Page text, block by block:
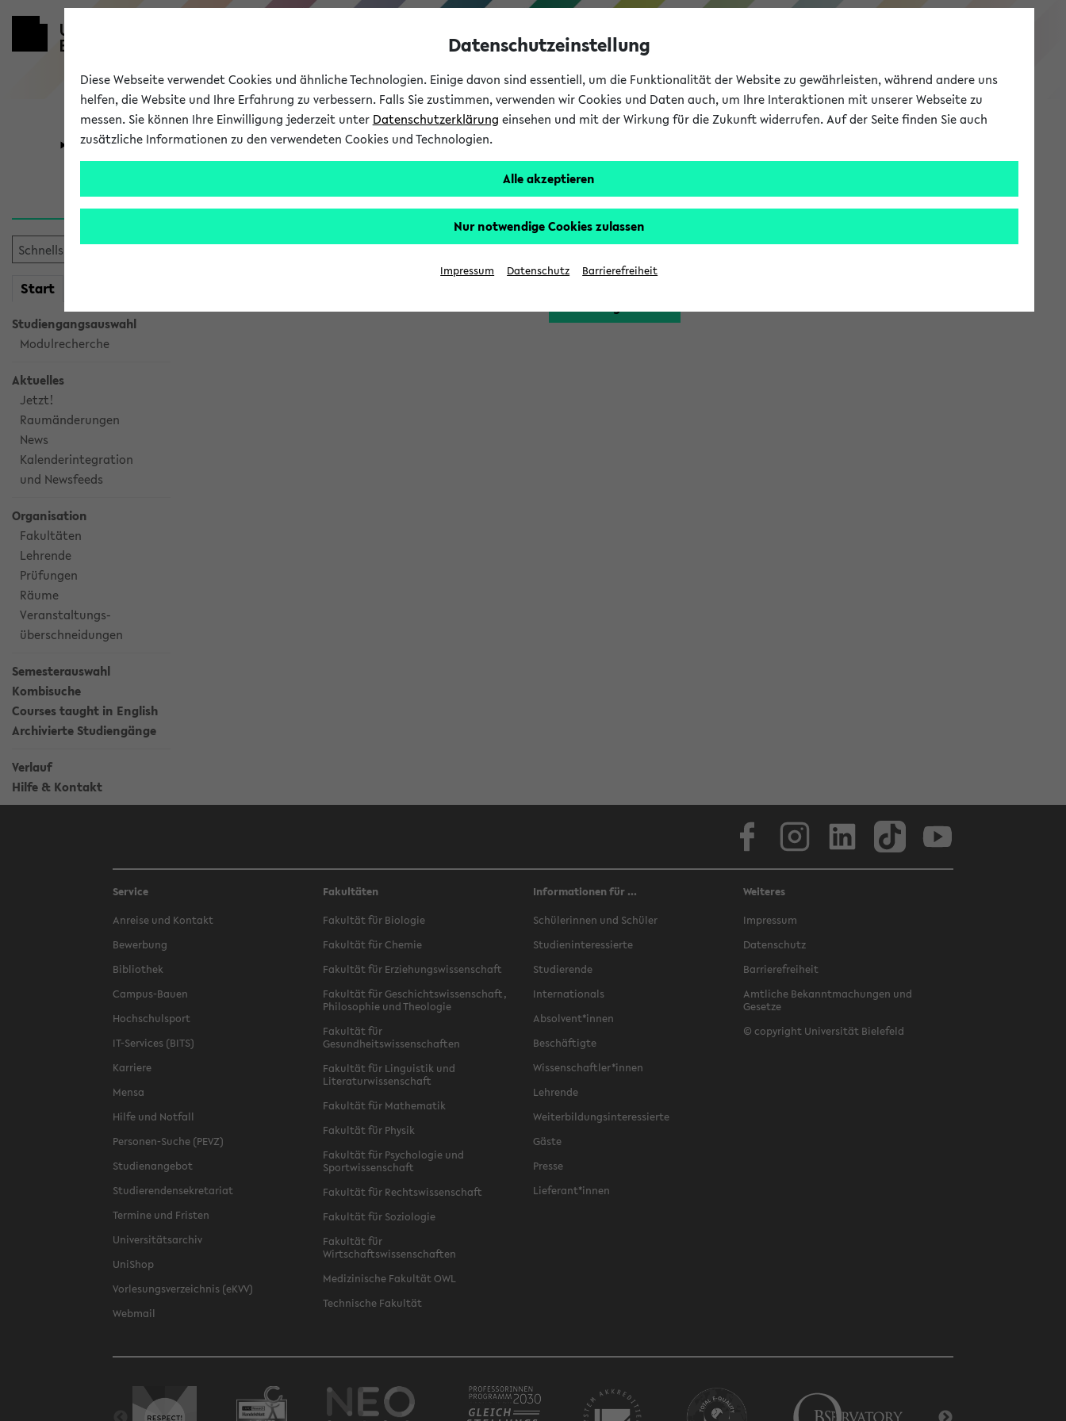
eKVV
Universität Forschung Studium
Start
Studiengangsauswahl
Modulrecherche
Aktuelles
Jetzt!
Raumänderungen
News
Kalenderintegration
und Newsfeeds
Organisation
Fakultäten
Lehrende
Prüfungen
Räume
Veranstaltungs-
überschneidungen
Semesterauswahl
Kombisuche
Courses taught in English
Archivierte Studiengänge
Verlauf
Hilfe & Kontakt
Sie möchten auf eine eKVV Funktion zugreifen, die Ihnen erst nach einer Anmeldung am System zur Verfügung steht.
Bitte melden Sie sich an:
Service
Anreise und Kontakt
Bewerbung
Bibliothek
Campus-Bauen
Hochschulsport
IT-Services (BITS)
Karriere
Mensa
Hilfe und Notfall
Personen-Suche (PEVZ)
Studienangebot
Studierendensekretariat
Termine und Fristen
Universitätsarchiv
UniShop
Vorlesungsverzeichnis (eKVV)
Webmail
Fakultäten
Fakultät für Biologie
Fakultät für Chemie
Fakultät für Erziehungswissenschaft
Fakultät für Geschichtswissenschaft,
Philosophie und Theologie
Fakultät für
Gesundheitswissenschaften
Fakultät für Linguistik und
Literaturwissenschaft
Fakultät für Mathematik
Fakultät für Physik
Fakultät für Psychologie und
Sportwissenschaft
Fakultät für Rechtswissenschaft
Fakultät für Soziologie
Fakultät für
Wirtschaftswissenschaften
Medizinische Fakultät OWL
Technische Fakultät
Informationen für ...
Schülerinnen und Schüler
Studieninteressierte
Studierende
Internationals
Absolvent*innen
Beschäftigte
Wissenschaftler*innen
Lehrende
Weiterbildungsinteressierte
Gäste
Presse
Lieferant*innen
Weiteres
Impressum
Datenschutz
Barrierefreiheit
Amtliche Bekanntmachungen und
Gesetze
© copyright Universität Bielefeld
Datenschutzeinstellung
Diese Webseite verwendet Cookies und ähnliche Technologien. Einige davon sind essentiell, um die Funktionalität der Website zu gewährleisten, während andere uns
helfen, die Website und Ihre Erfahrung zu verbessern. Falls Sie zustimmen, verwenden wir Cookies und Daten auch, um Ihre Interaktionen mit unserer Webseite zu
messen. Sie können Ihre Einwilligung jederzeit unter Datenschutzerklärung einsehen und mit der Wirkung für die Zukunft widerrufen. Auf der Seite finden Sie auch
zusätzliche Informationen zu den verwendeten Cookies und Technologien.
Alle akzeptieren
Nur notwendige Cookies zulassen
Impressum Datenschutz Barrierefreiheit